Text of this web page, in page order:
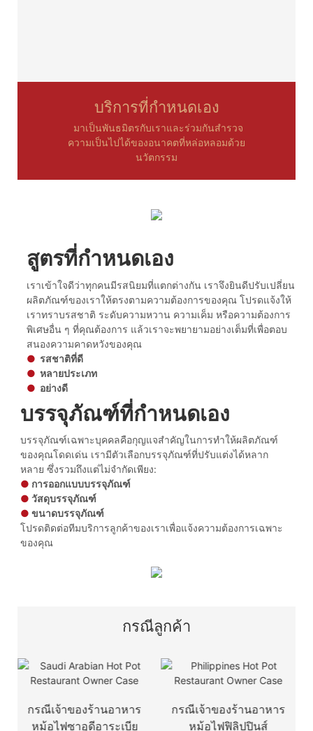
บริการที่กำหนดเอง
มาเป็นพันธมิตรกับเราและร่วมกันสำรวจ
ความเป็นไปได้ของอนาคตที่หล่อหลอมด้วย
นวัตกรรม
สูตรที่กำหนดเอง
เราเข้าใจดีว่าทุกคนมีรสนิยมที่แตกต่างกัน เราจึงยินดีปรับเปลี่ยน
ผลิตภัณฑ์ของเราให้ตรงตามความต้องการของคุณ โปรดแจ้งให้
เราทราบรสชาติ ระดับความหวาน ความเค็ม หรือความต้องการ
พิเศษอื่น ๆ ที่คุณต้องการ แล้วเราจะพยายามอย่างเต็มที่เพื่อตอบ
สนองความคาดหวังของคุณ
● รสชาติที่ดี
● หลายประเภท
● อย่างดี
บรรจุภัณฑ์ที่กำหนดเอง
บรรจุภัณฑ์เฉพาะบุคคลคือกุญแจสำคัญในการทำให้ผลิตภัณฑ์
ของคุณโดดเด่น เรามีตัวเลือกบรรจุภัณฑ์ที่ปรับแต่งได้หลาก
หลาย ซึ่งรวมถึงแต่ไม่จำกัดเพียง:
● การออกแบบบรรจุภัณฑ์
●วัสดุบรรจุภัณฑ์
●ขนาดบรรจุภัณฑ์
โปรดติดต่อทีมบริการลูกค้าของเราเพื่อแจ้งความต้องการเฉพาะ
ของคุณ
กรณีลูกค้า
กรณีเจ้าของร้านอาหาร
หม้อไฟซาอุดีอาระเบีย
กรณีเจ้าของร้านอาหาร
หม้อไฟฟิลิปปินส์